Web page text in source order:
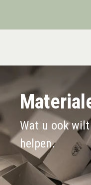
Wat u ook
helpen.